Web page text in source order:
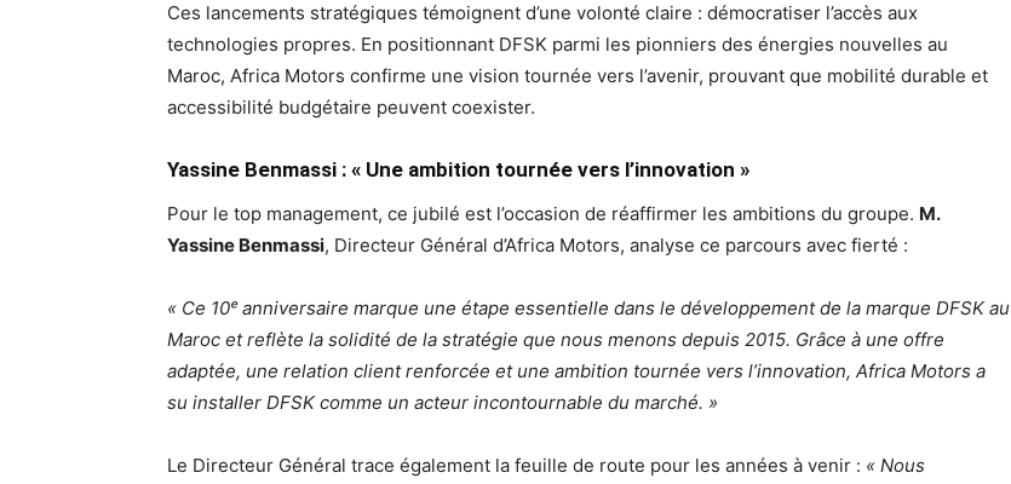
Ces lancements stratégiques témoignent d’une volonté claire : démocratiser l’accès aux
technologies propres. En positionnant DFSK parmi les pionniers des énergies nouvelles au
Maroc, Africa Motors confirme une vision tournée vers l’avenir, prouvant que mobilité durable et
accessibilité budgétaire peuvent coexister.
Yassine Benmassi : « Une ambition tournée vers l’innovation »
Pour le top management, ce jubilé est l’occasion de réaffirmer les ambitions du groupe. M.
Yassine Benmassi, Directeur Général d’Africa Motors, analyse ce parcours avec fierté :
« Ce 10ᵉ anniversaire marque une étape essentielle dans le développement de la marque DFSK au
Maroc et reflète la solidité de la stratégie que nous menons depuis 2015. Grâce à une offre
adaptée, une relation client renforcée et une ambition tournée vers l’innovation, Africa Motors a
su installer DFSK comme un acteur incontournable du marché. »
Le Directeur Général trace également la feuille de route pour les années à venir : « Nous